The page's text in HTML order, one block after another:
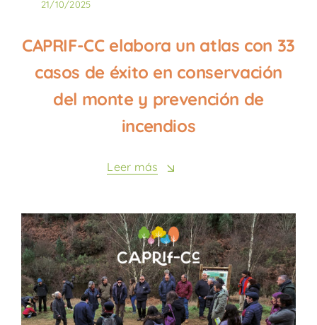
21/10/2025
CAPRIF-CC elabora un atlas con 33
casos de éxito en conservación
del monte y prevención de
incendios
Leer más